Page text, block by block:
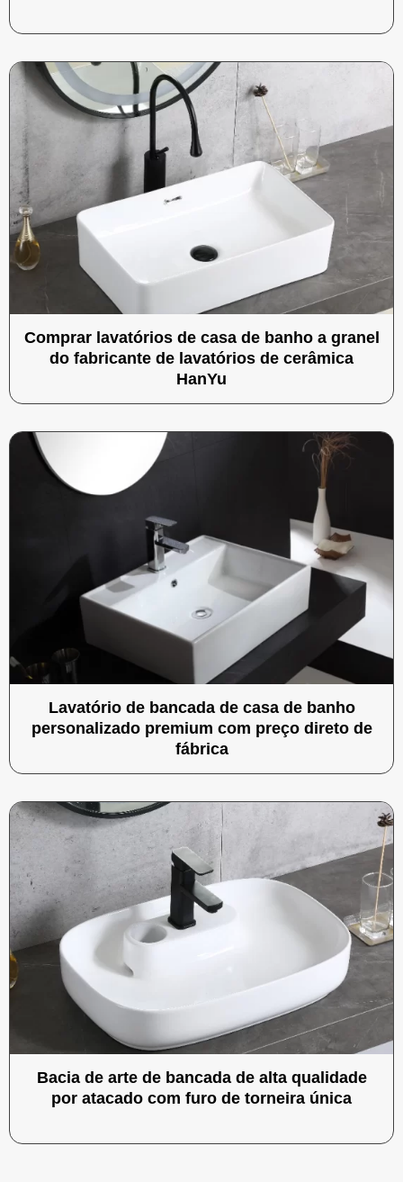
Comprar lavatórios de casa de banho a granel
do fabricante de lavatórios de cerâmica
HanYu
Lavatório de bancada de casa de banho
personalizado premium com preço direto de
fábrica
Bacia de arte de bancada de alta qualidade
por atacado com furo de torneira única